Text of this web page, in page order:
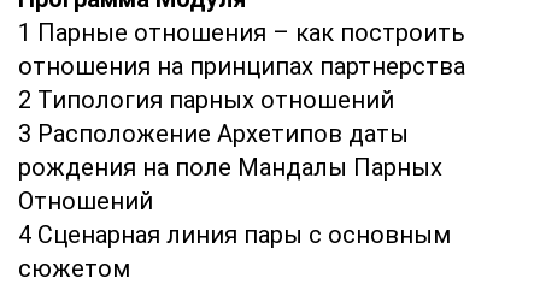
1 Парные отношения – как построить
отношения на принципах партнерства
2 Типология парных отношений
3 Расположение Архетипов даты
рождения на поле Мандалы Парных
Отношений
4 Сценарная линия пары с основным
сюжетом